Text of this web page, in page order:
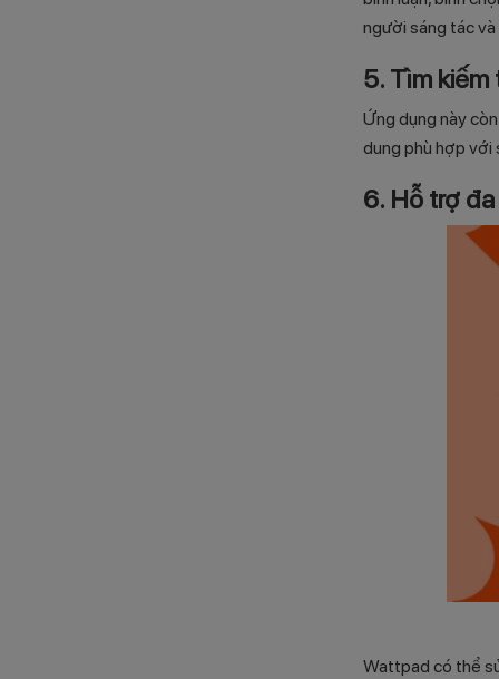
người sáng tác
5. Tìm kiếm
Ứng dụng này
dung phù hợp với
6. Hỗ trợ
Wattpad có thể